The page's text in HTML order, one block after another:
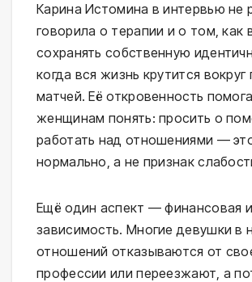
Карина Истомина в интервью не
говорила о терапии и о том, как
сохранять собственную
когда вся жизнь крутится вокруг
матчей. Её откровенность
женщинам понять: просить о
работать над отношениями —
нормально, а не признак
Ещё один аспект — финансовая
зависимость. Многие девушки в
отношений отказываются от
профессии или переезжают, а